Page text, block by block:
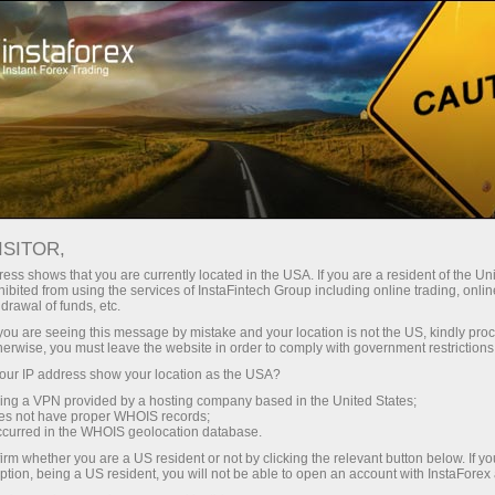
Avec InstaForex, vous accédez à
compétitives : effet de levier
jusqu’à 1:5000, parmi les meilleurs
spreads et commissions du
marché, ainsi que des conditions
avantageuses pour le trading
d’actions et d’indices.
Spreads
Bonus de 30 %
sur chaque dépôt
Vitesse
dans le trading et sur l’autoroute
shows that you are currently located in the USA. If you are a resident of the
from using the services of InstaFintech Group including online trading,
of funds, etc.
are seeing this message by mistake and your location is not the US, kindly
you must leave the website in order to comply with government
IP address show your location as the USA?
a VPN provided by a hosting company based in the United States;
not have proper WHOIS records;
in the WHOIS geolocation database.
whether you are a US resident or not by clicking the relevant button below. If
being a US resident, you will not be able to open an account with InstaForex